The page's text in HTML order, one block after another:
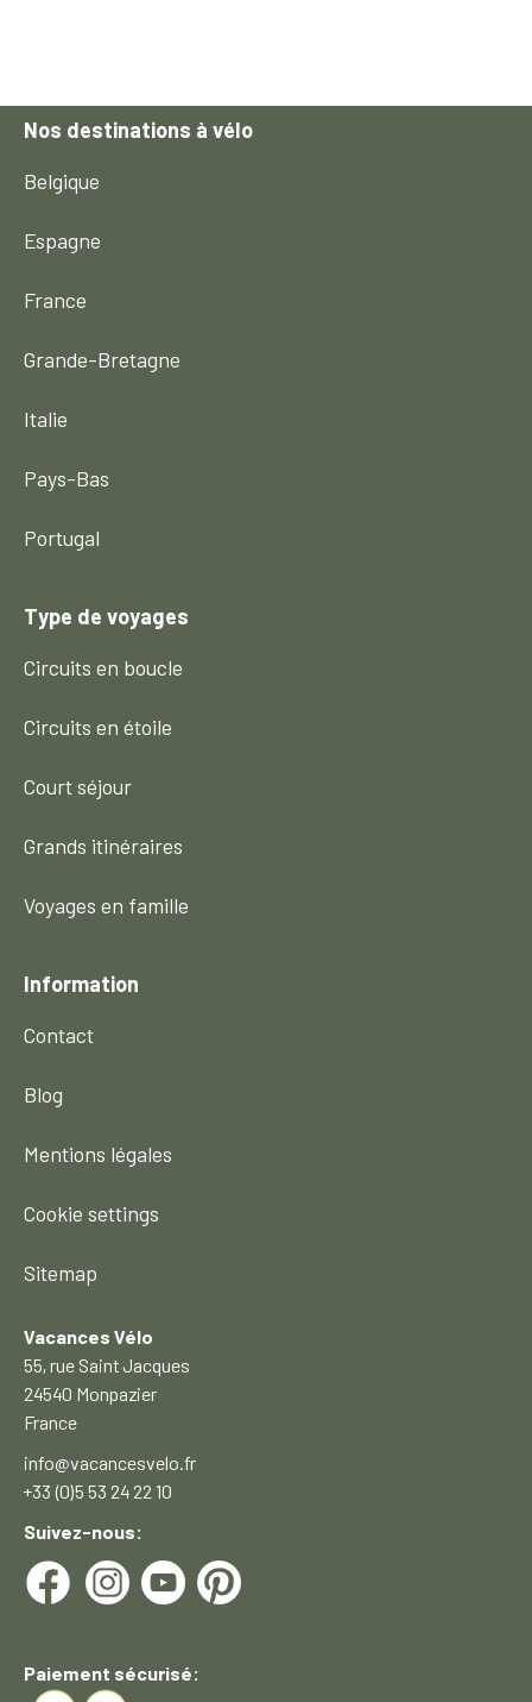
Nos destinations à vélo
Belgique
Espagne
France
Grande-Bretagne
Italie
Pays-Bas
Portugal
Type de voyages
Circuits en boucle
Circuits en étoile
Court séjour
Grands itinéraires
Voyages en famille
Information
Contact
Blog
Mentions légales
Cookie settings
Sitemap
Vacances Vélo
55, rue Saint Jacques
24540 Monpazier
France
info@vacancesvelo.fr
+33 (0)5 53 24 22 10
Suivez-nous:
Paiement sécurisé: